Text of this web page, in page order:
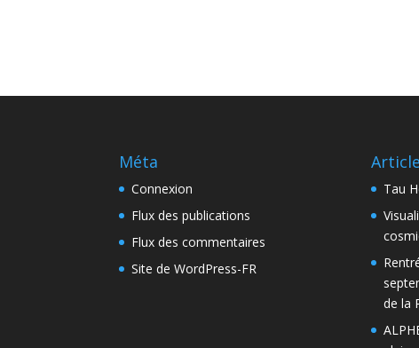
Méta
Connexion
Flux des publications
Flux des commentaires
Site de WordPress-FR
Tau
de la